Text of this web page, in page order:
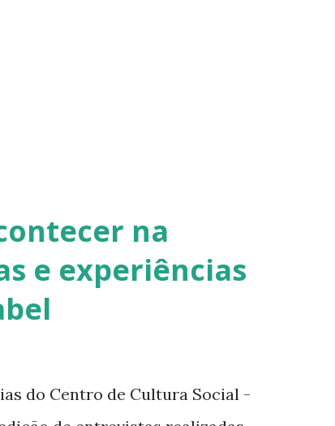
na
e experiências
do Centro de Cultura Social -